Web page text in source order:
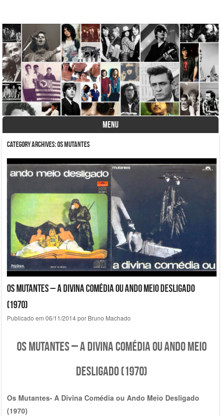
A História do Disco
MENU
Skip to content
Category Archives:Os Mutantes
Os Mutantes – A Divina Comédia ou Ando Meio Desligado
(1970)
Publicado em 06/11/2014por Bruno Machado
Os Mutantes – A Divina Comédia ou Ando Meio
Desligado (1970)
Os Mutantes- A Divina Comédia ou Ando Meio Desligado
(1970)